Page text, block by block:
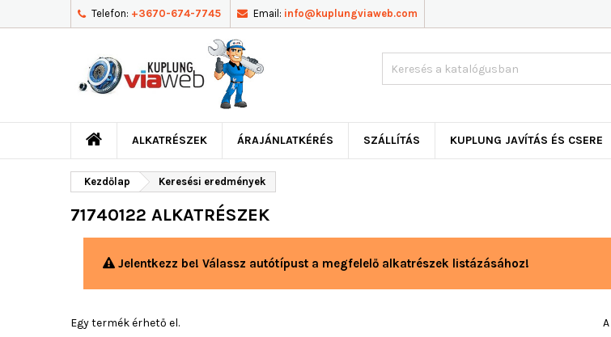
Telefon: +3670-674-7745 Email: info@kuplungviaweb.com
ALKATRÉSZEK ÁRAJÁNLATKÉRÉS SZÁLLÍTÁS KUPLUNG JAVÍTÁS ÉS CSERE
Kezdőlap Keresési eredmények
71740122 ALKATRÉSZEK
Jelentkezz be! Válassz autótípust a megfelelő alkatrészek listázásához!
Egy termék érhető el.